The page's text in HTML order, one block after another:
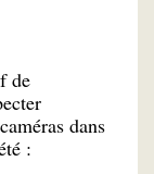
de
dans
: